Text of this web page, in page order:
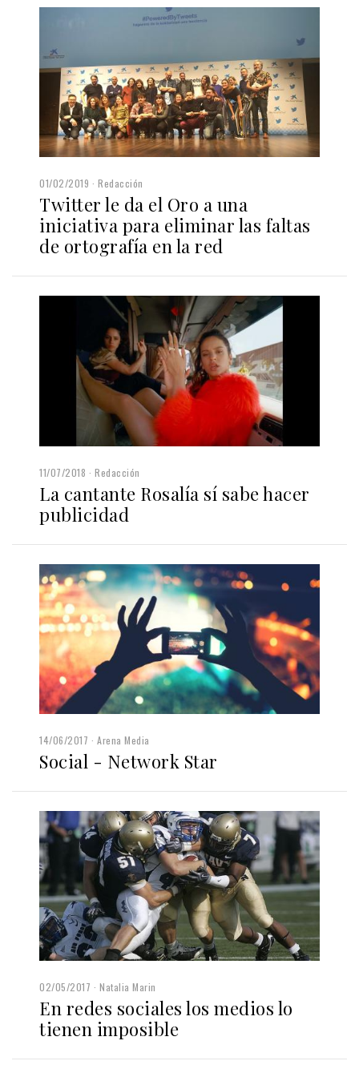
01/02/2019 Redacción
Twitter le da el Oro a una
iniciativa para eliminar las faltas
de ortografía en la red
11/07/2018 Redacción
La cantante Rosalía sí sabe hacer
publicidad
14/06/2017 Arena Media
Social - Network Star
02/05/2017 Natalia Marin
En redes sociales los medios lo
tienen imposible